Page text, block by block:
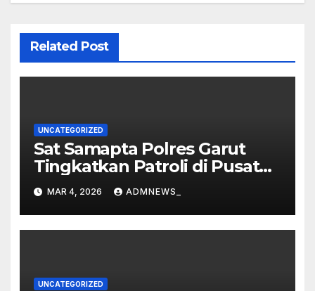
Related Post
UNCATEGORIZED
Sat Samapta Polres Garut
Tingkatkan Patroli di Pusat
Perbelanjaan
MAR 4, 2026 ADMNEWS_
UNCATEGORIZED